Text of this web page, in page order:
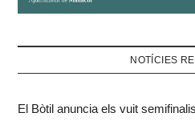
NOTÍCIES
El Bòtil anuncia els vuit